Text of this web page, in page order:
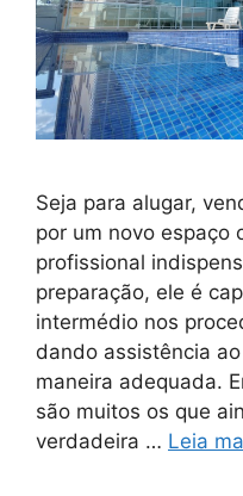
Seja para alugar,
por um novo espaço
profissional
preparação, ele é
intermédio nos
dando assistência
maneira adequada.
são muitos os que
verdadeira … Leia